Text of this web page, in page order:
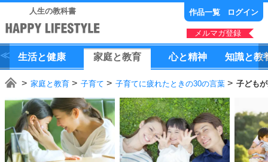
人生の教科書 作品一覧 ログイン
メルマガ登録
生活と健康 家庭と教育 心と精神 知識と教
家庭と教育 子育て 子育てに疲れたときの30の言葉 子ども